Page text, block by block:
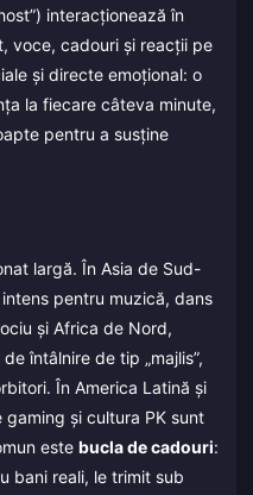
interacționează în
voce, cadouri și reacții pe
și directe emoțional: o
la fiecare câteva minute,
pentru a susține
largă. În Asia de Sud-
pentru muzică, dans
și Africa de Nord,
întâlnire de tip „majlis”,
În America Latină și
și cultura PK sunt
este bucla de cadouri:
bani reali, le trimit sub